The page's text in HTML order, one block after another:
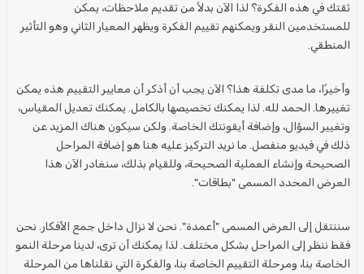
ثقتك في هذه الفكرة؟ لذا الآن بدلاً من تقديم ملاحظات، يمكن
للمستخدمين النقر ويمكنهم تقييم الفكرة ويظهر المعيار الثاني وهو التأثير
المنطقي.
وأخيرًا، ما مدى تكلفة هذا؟ الآن يجب أن أذكر أن معايير التقييم هذه يمكن
تغييرها. الحمد لله. لذا يمكنك تخصيصها بالكامل. يمكنك تعديل المقياس،
وتغيير السؤال، وإضافة أيقونتك الخاصة. ولكن سيكون هناك المزيد عن
ذلك في فيديو منفصل. ما نريد التركيز عليه هنا هو إضافة المراحل
الصحيحة وإنشاء العملية الصحيحة، وللقيام بذلك، سنغادر الآن هذا
العرض المحدد المسمى "بطاقات".
سننتقل إلى العرض المسمى "أعمدة". نحن لا نزال داخل جمع الأفكار . نحن
فقط ننظر إلى المراحل بشكل مختلف. لذا يمكنك أن ترى، لدينا مرحلة النمو
الخاصة بنا، ومرحلة التقييم الخاصة بنا، والفكرة التي نقلناها من المرحلة